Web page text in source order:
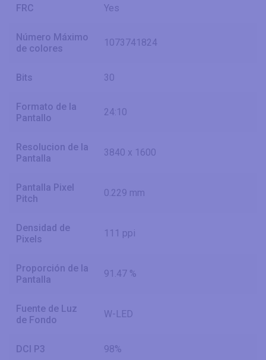
FRC Yes
Número Máximo
de colores
1073741824
Bits 30
Formato de la
Pantallo
24:10
Resolucion de la
Pantalla
3840 x 1600
Pantalla Pixel
Pitch
0.229 mm
Densidad de
Pixels
111 ppi
Proporción de la
Pantalla
91.47 %
Fuente de Luz
de Fondo
W-LED
DCI P3 98%